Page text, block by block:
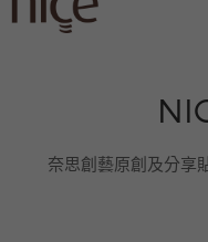
奈思創藝原創及分享